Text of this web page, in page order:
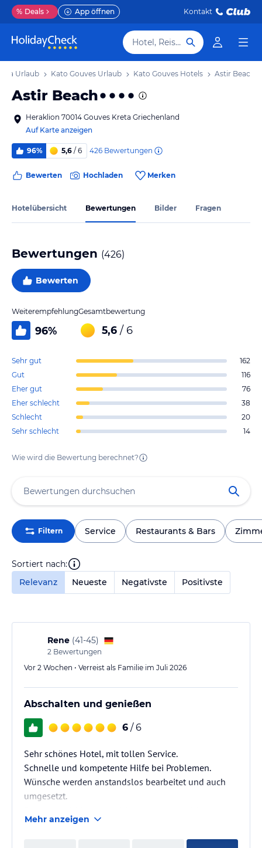
% Deals App öffnen Kontakt
Hotel, Reiseziel
Urlaub Kato Gouves Urlaub Kato Gouves Hotels Astir Beach
Astir Beach
Heraklion 70014 Gouves Kreta Griechenland
Auf Karte anzeigen
96% 5,6 / 6 426 Bewertungen
Bewerten Hochladen Merken
Hotelübersicht Bewertungen Bilder Fragen
Bewertungen (426)
Bewerten
Weiterempfehlung
96%
Gesamtbewertung
5,6 / 6
Sehr gut
162
Gut
116
Eher gut
76
Eher schlecht
38
Schlecht
20
Sehr schlecht
14
Wie wird die Bewertung berechnet?
Filtern Service Restaurants & Bars
Sortiert nach:
Relevanz
Neueste Negativste Positivste
Rene (41-45)
2 Bewertungen
Vor 2 Wochen • Verreist als Familie im Juli 2026
Abschalten und genießen
6 / 6
Sehr schönes Hotel, mit tollen Service.
Schnelle und kompetente Hilfe bei Problemen.
Wünsche werden anstandslos bearbeitet und auch
umgesetzt.
Frontcooking mit frischen Produkten zu allen
Mehr anzeigen